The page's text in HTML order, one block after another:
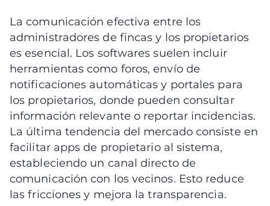
La comunicación efectiva entre los
administradores de fincas y los propietarios
es esencial. Los softwares suelen incluir
herramientas como foros, envío de
notificaciones automáticas y portales para
los propietarios, donde pueden consultar
información relevante o reportar incidencias.
La última tendencia del mercado consiste en
facilitar apps de propietario al sistema,
estableciendo un canal directo de
comunicación con los vecinos. Esto reduce
las fricciones y mejora la transparencia.